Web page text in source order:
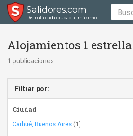
Salidores.com
Disfrutá cada ciudad al máximo
Alojamientos 1
1 publicaciones
Filtrar por:
Ciudad
Carhué, Buenos Aires (1)